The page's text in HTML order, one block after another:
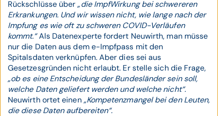
Rückschlüsse über„die Impf­Wirkung bei schwereren
Erkrankungen. Und wir wissen nicht, wie lange nach der
Impfung es wie oft zu schweren COVID­-Verläufen
kommt.“Als Datenexperte fordert Neuwirth, man müsse
nur die Daten aus dem e­-Impfpass mit den
Spitalsdaten verknüpfen. Aber dies sei aus
Gesetzesgründen nicht erlaubt. Er stelle sich die Frage,
„ob es eine Entscheidung der Bundesländer sein soll,
welche Daten geliefert werden und welche nicht“.
Neuwirth ortet einen„Kompetenzmangel bei den Leuten,
die diese Daten aufbereiten“.